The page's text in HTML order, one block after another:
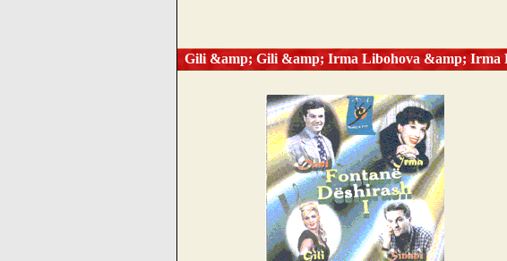
Gili &amp; Gili &amp; Irma Libohova &amp; Irma